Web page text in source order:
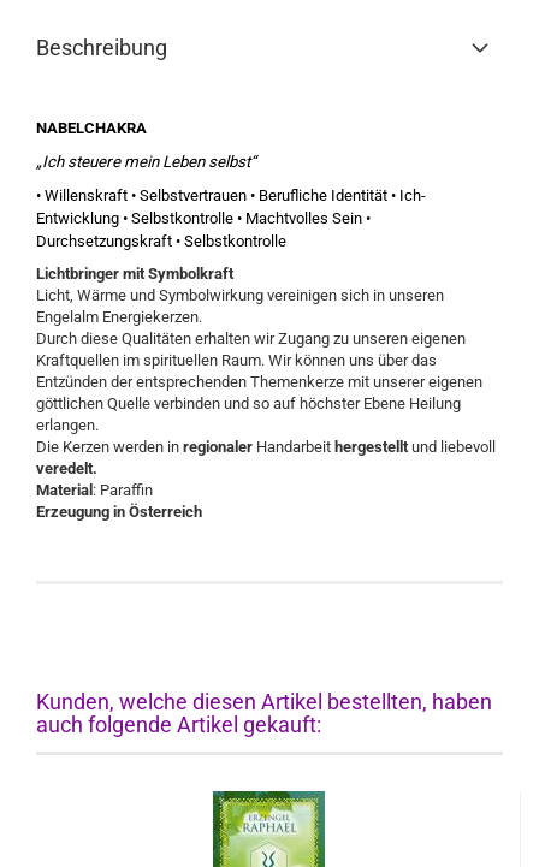
Beschreibung
NABELCHAKRA
„Ich steuere mein Leben selbst“
• Willenskraft • Selbstvertrauen • Berufliche Identität • Ich-
Entwicklung • Selbstkontrolle • Machtvolles Sein •
Durchsetzungskraft • Selbstkontrolle
Lichtbringer mit Symbolkraft
Licht, Wärme und Symbolwirkung vereinigen sich in unseren
Engelalm Energiekerzen.
Durch diese Qualitäten erhalten wir Zugang zu unseren eigenen
Kraftquellen im spirituellen Raum. Wir können uns über das
Entzünden der entsprechenden Themenkerze mit unserer eigenen
göttlichen Quelle verbinden und so auf höchster Ebene Heilung
erlangen.
Die Kerzen werden in regionaler Handarbeit hergestelltund liebevoll
veredelt.
Material : Paraffin
Erzeugung in Österreich
Kunden, welche diesen Artikel bestellten, haben
auch folgende Artikel gekauft: